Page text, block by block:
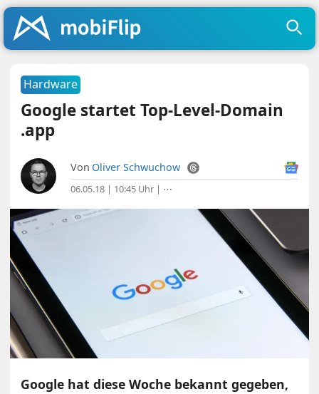
Hardware
Google startet Top-Level-Domain
.app
Von Oliver Schwuchow
06.05.18 | 10:45 Uhr | ⋯
Google hat diese Woche bekannt gegeben,